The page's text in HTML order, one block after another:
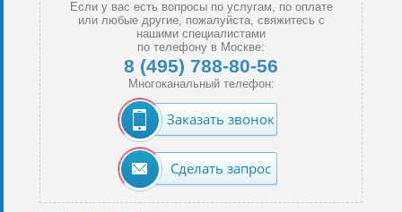
Если у вас есть вопросы по услугам, по оплате
или любые другие, пожалуйста, свяжитесь с
нашими специалистами
по телефону в Москве:
8 (495) 788-80-56
Многоканальный телефон:
Заказать звонок
Сделать запрос